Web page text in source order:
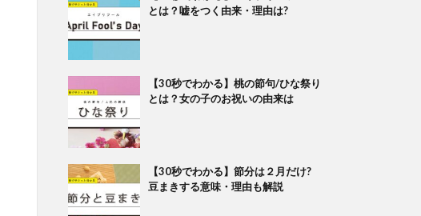
とは？嘘をつく由来・理由は?
【30秒でわかる】桃の節句/ひな祭り
とは？女の子のお祝いの由来は
【30秒でわかる】節分は２月だけ?
豆まきする意味・理由も解説